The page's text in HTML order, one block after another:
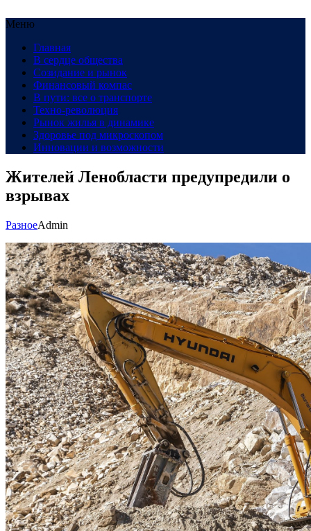
Меню
Главная
В сердце общества
Созидание и рынок
Финансовый компас
В пути: все о транспорте
Техно-революция
Рынок жилья в динамике
Здоровье под микроскопом
Инновации и возможности
Жителей Ленобласти предупредили о
взрывах
РазноеAdmin